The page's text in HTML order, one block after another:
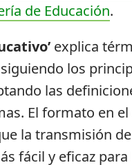
de Educación.
explica
los
las
El formato en el
la transmisión
fácil y eficaz para